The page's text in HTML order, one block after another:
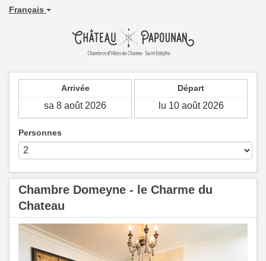
Français
Arrivée Départ
Personnes
Chambre Domeyne - le Charme du
Chateau
Previous